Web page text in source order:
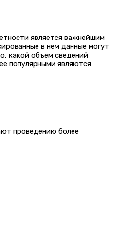
является важнейшим
в нем данные могут
какой объем сведений
популярными являются
проведению более